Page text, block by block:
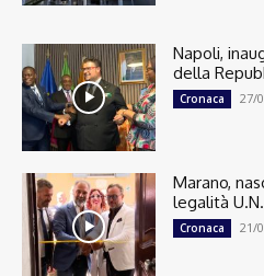
Napoli,
della
Cronaca 27/
Marano,
legalità
Cronaca 21/